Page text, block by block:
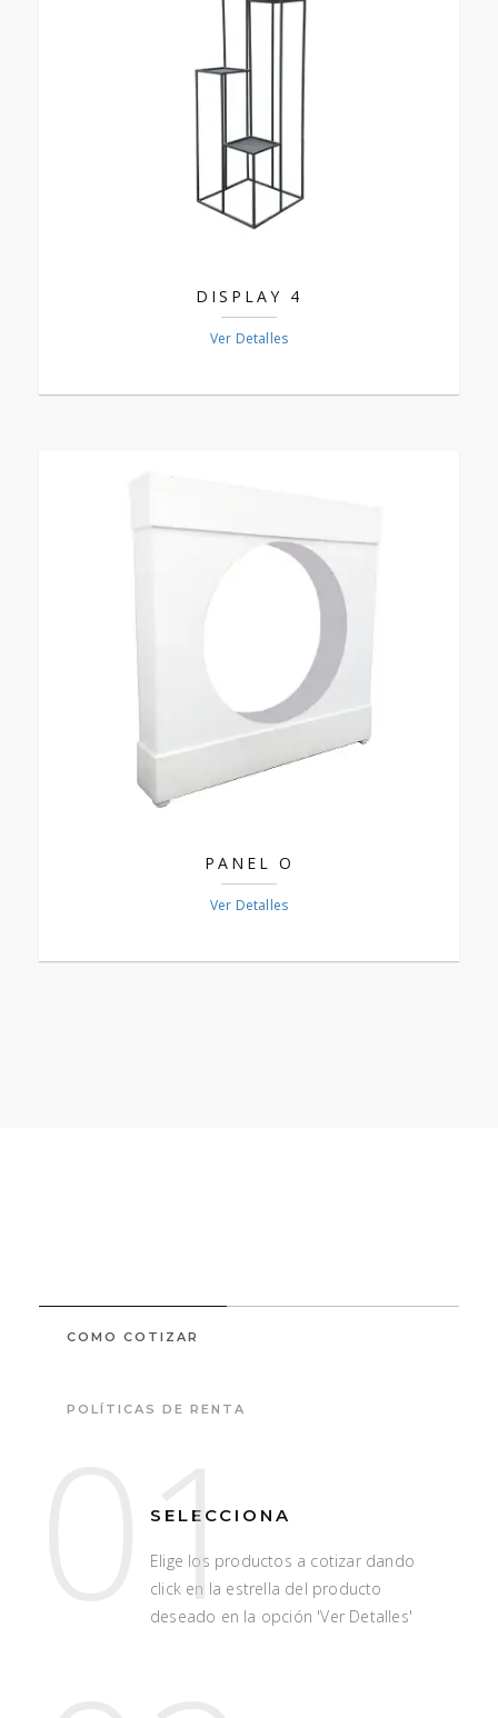
DISPLAY 4
Ver Detalles
PANEL O
Ver Detalles
COMO COTIZAR
POLÍTICAS DE RENTA
01
SELECCIONA
Elige los productos a cotizar dando
click en la estrella del producto
deseado en la opción 'Ver Detalles'